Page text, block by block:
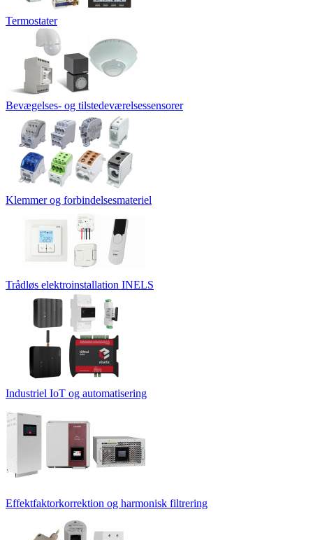
Termostater
Bevægelses- og tilstedeværelsessensorer
Klemmer og forbindelsesmateriel
Trådløs elektroinstallation INELS
Industriel IoT og automatisering
Effektfaktorkorrektion og harmonisk filtrering